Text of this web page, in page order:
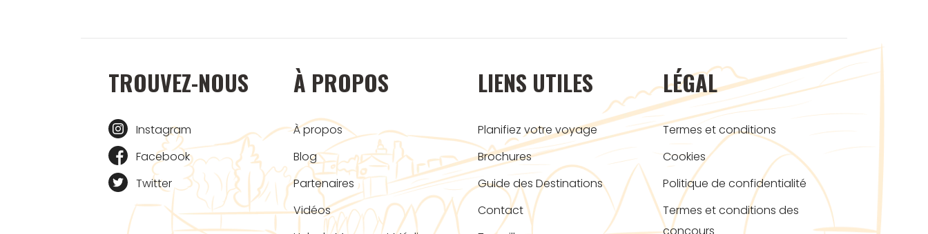
TROUVEZ-NOUS
Instagram
Facebook
Twitter
À PROPOS
À propos
Blog
Partenaires
Vidéos
LIENS UTILES
Planifiez votre voyage
Brochures
Guide des Destinations
Contact
LÉGAL
Termes et conditions
Cookies
Politique de confidentialité
Termes et conditions des
concours